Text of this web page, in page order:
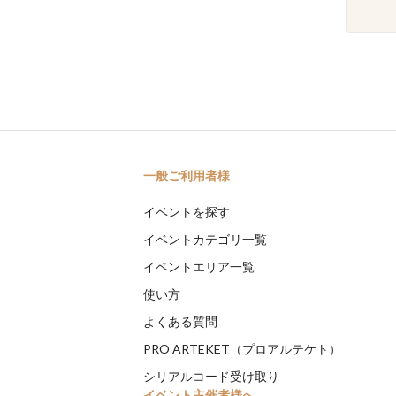
一般ご利用者様
イベントを探す
イベントカテゴリ一覧
イベントエリア一覧
使い方
よくある質問
PRO ARTEKET（プロアルテケト）
シリアルコード受け取り